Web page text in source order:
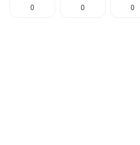
0 0 0